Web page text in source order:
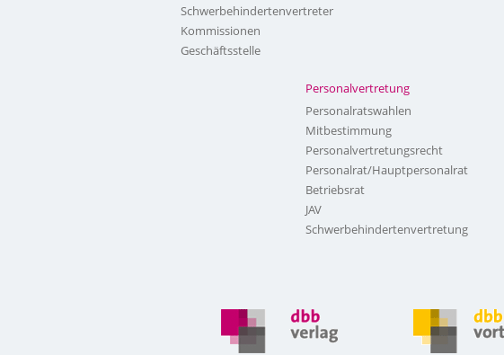
Schwerbehindertenvertreter
Kommissionen
Geschäftsstelle
Personalvertretung
Personalratswahlen
Mitbestimmung
Personalvertretungsrecht
Personalrat/Hauptpersonalrat
Betriebsrat
JAV
Schwerbehindertenvertretung